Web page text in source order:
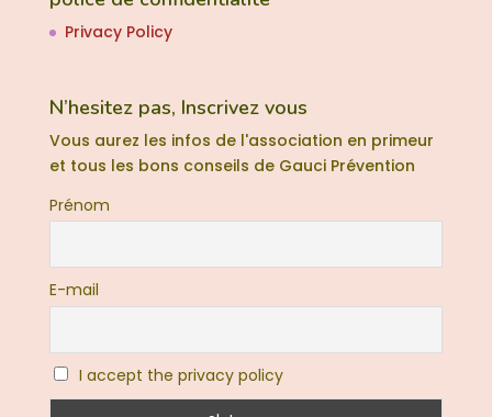
Privacy Policy
N’hesitez pas, Inscrivez vous
Vous aurez les infos de l'association en primeur
et tous les bons conseils de Gauci Prévention
Prénom
E-mail
I accept the privacy policy